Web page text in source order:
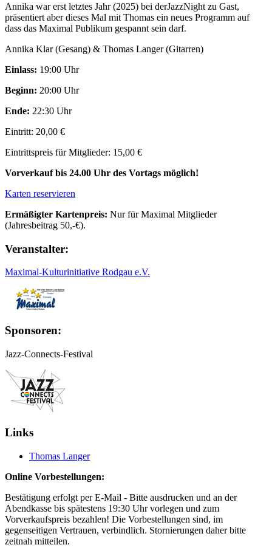
Annika war erst letztes Jahr (2025) bei derJazzNight zu Gast,
präsentiert aber dieses Mal mit Thomas ein neues Programm auf
dass das Maximal Publikum gespannt sein darf.
Annika Klar (Gesang) & Thomas Langer (Gitarren)
Einlass: 19:00 Uhr
Beginn: 20:00 Uhr
Ende: 22:30 Uhr
Eintritt: 20,00 €
Eintrittspreis für Mitglieder: 15,00 €
Vorverkauf bis 24.00 Uhr des Vortags möglich!
Karten reservieren
Ermäßigter Kartenpreis: Nur für Maximal Mitglieder
(Jahresbeitrag 50,-€).
Veranstalter:
Maximal-Kulturinitiative Rodgau e.V.
Sponsoren:
Jazz-Connects-Festival
Links
Thomas Langer
Online Vorbestellungen:
Bestätigung erfolgt per E-Mail - Bitte ausdrucken und an der
Abendkasse bis spätestens 19:30 Uhr vorlegen und zum
Vorverkaufspreis bezahlen! Die Vorbestellungen sind, im
gegenseitigen Vertrauen, verbindlich. Stornierungen daher bitte
zeitnah mitteilen.